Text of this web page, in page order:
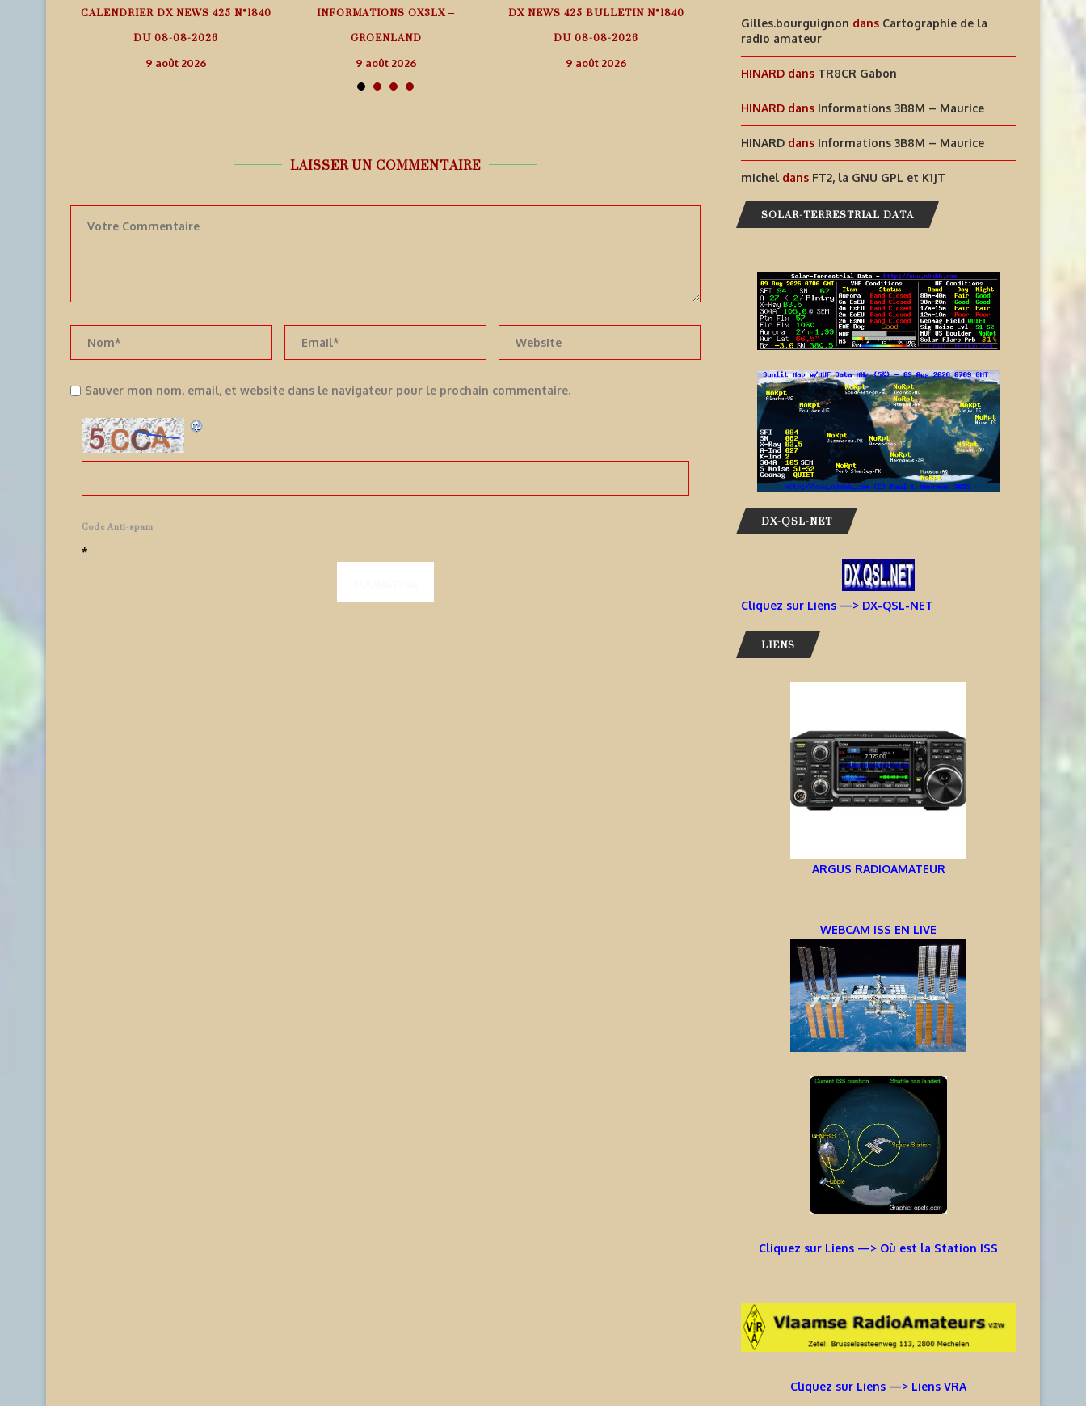
CALENDRIER DX NEWS 425 N°1840
DU 08-08-2026
9 août 2026
INFORMATIONS OX3LX –
GROENLAND
9 août 2026
DX NEWS 425 BULLETIN N°1840
DU 08-08-2026
9 août 2026
INFORMATIONS OJ0JR ET OJ0YL –
MÄRKET REEF
LA TEMPÊTE S’APAISE:
LAISSER UN COMMENTAIRE
Sauver mon nom, email, et website dans le navigateur pour le prochain commentaire.
Code Anti-spam
*
Gilles.bourguignon dans Cartographie de la
radio amateur
HINARD dans TR8CR Gabon
HINARD dans Informations 3B8M – Maurice
HINARD dans Informations 3B8M – Maurice
michel dans FT2, la GNU GPL et K1JT
SOLAR-TERRESTRIAL DATA
DX-QSL-NET
Cliquez sur Liens —> DX-QSL-NET
LIENS
ARGUS RADIOAMATEUR
WEBCAM ISS EN LIVE
Cliquez sur Liens —> Où est la Station ISS
Cliquez sur Liens —> Liens VRA